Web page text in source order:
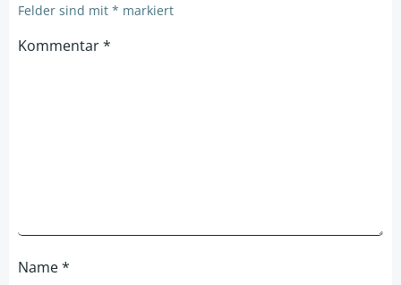
Felder sind mit * markiert
Kommentar*
Name*